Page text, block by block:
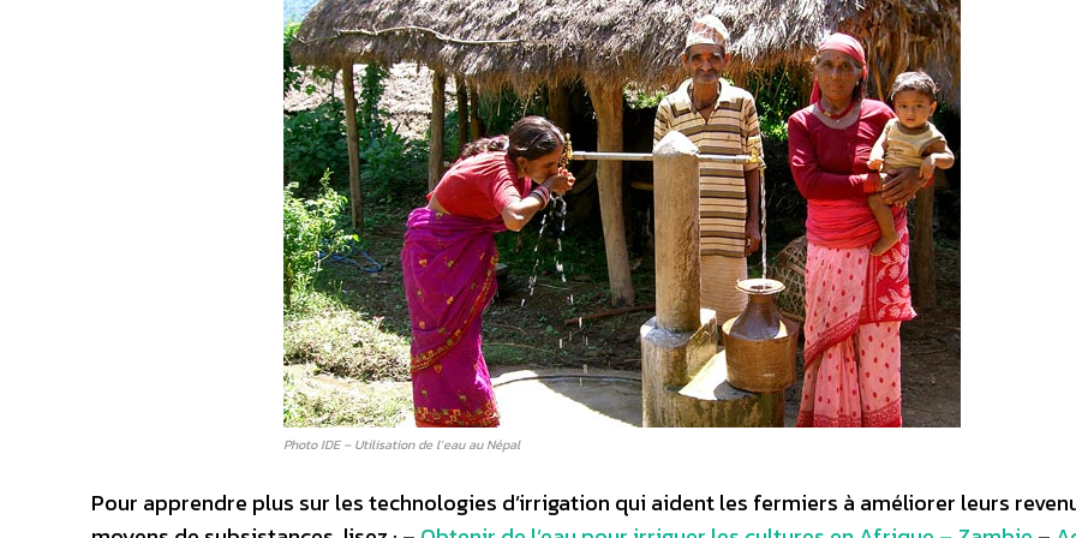
Photo IDE – Utilisation de l’eau au Népal
Pour apprendre plus sur les technologies d’irrigation qui aident les fermiers à améliorer leurs